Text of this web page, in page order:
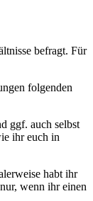
befragt. Für
folgenden
ggf. auch selbst
ihr euch in
habt ihr
wenn ihr einen